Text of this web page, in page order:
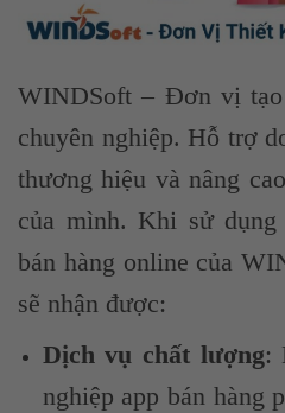
WINDSoft – Đơn vị tạo
chuyên nghiệp. Hỗ trợ
thương hiệu và nâng
của mình. Khi sử
bán hàng online của
sẽ nhận được:
Dịch vụ chất lượng:
nghiệp app bán hàng